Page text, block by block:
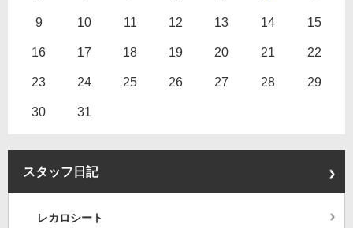
9 10 11 12 13 14 15
16 17 18 19 20 21 22
23 24 25 26 27 28 29
30 31
スタッフ日記
レカロシート